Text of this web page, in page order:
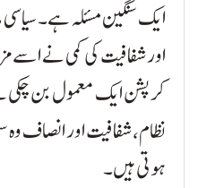
ایک سنگین مسئلہ ہے۔
اور شفافیت کی کمی نے اسے
کرپشن ایک معمول بن
نظام، شفافیت اور انصاف
ہوتی ہیں۔